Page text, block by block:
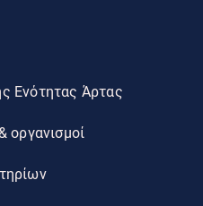
Ενότητας Άρτας
οργανισμοί